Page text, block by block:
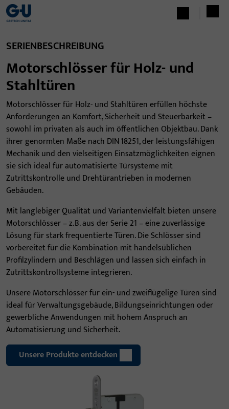
SERIENBESCHREIBUNG
Motorschlösser für Holz- und
Stahltüren
Motorschlösser für Holz- und Stahltüren erfüllen höchste
Anforderungen an Komfort, Sicherheit und Steuerbarkeit –
sowohl im privaten als auch im öffentlichen Objektbau. Dank
ihrer genormten Maße nach DIN 18251, der leistungsfähigen
Mechanik und den vielseitigen Einsatzmöglichkeiten eignen
sie sich ideal für automatisierte Türsysteme mit
Zutrittskontrolle und Drehtürantrieben in modernen
Gebäuden.
Mit langlebiger Qualität und Variantenvielfalt bieten unsere
Motorschlösser – z. B. aus der Serie 21 – eine zuverlässige
Lösung für stark frequentierte Türen. Die Schlösser sind
vorbereitet für die Kombination mit handelsüblichen
Profilzylindern und Beschlägen und lassen sich einfach in
Zutrittskontrollsysteme integrieren.
Unsere Motorschlösser für ein- und zweiflügelige Türen sind
ideal für Verwaltungsgebäude, Bildungseinrichtungen oder
gewerbliche Anwendungen mit hohem Anspruch an
Automatisierung und Sicherheit.
Unsere Produkte entdecken